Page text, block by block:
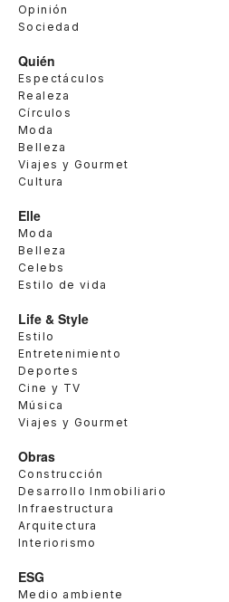
Opinión
Sociedad
Quién
Espectáculos
Realeza
Círculos
Moda
Belleza
Viajes y Gourmet
Cultura
Elle
Moda
Belleza
Celebs
Estilo de vida
Life & Style
Estilo
Entretenimiento
Deportes
Cine y TV
Música
Viajes y Gourmet
Obras
Construcción
Desarrollo Inmobiliario
Infraestructura
Arquitectura
Interiorismo
ESG
Medio ambiente